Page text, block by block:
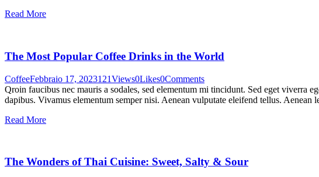
Read More
The Most Popular Coffee Drinks in the World
CoffeeFebbraio 17, 2023121Views0Likes0Comments
Qroin faucibus nec mauris a sodales, sed elementum mi tincidunt. Sed eget viverra
dapibus. Vivamus elementum semper nisi. Aenean vulputate eleifend tellus.
Read More
The Wonders of Thai Cuisine: Sweet, Salty & Sour